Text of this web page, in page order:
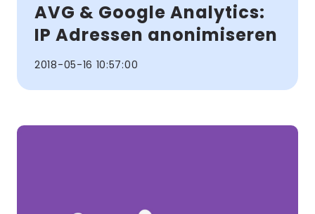
AVG & Google Analytics:
IP Adressen anonimiseren
2018-05-16 10:57:00
Lees